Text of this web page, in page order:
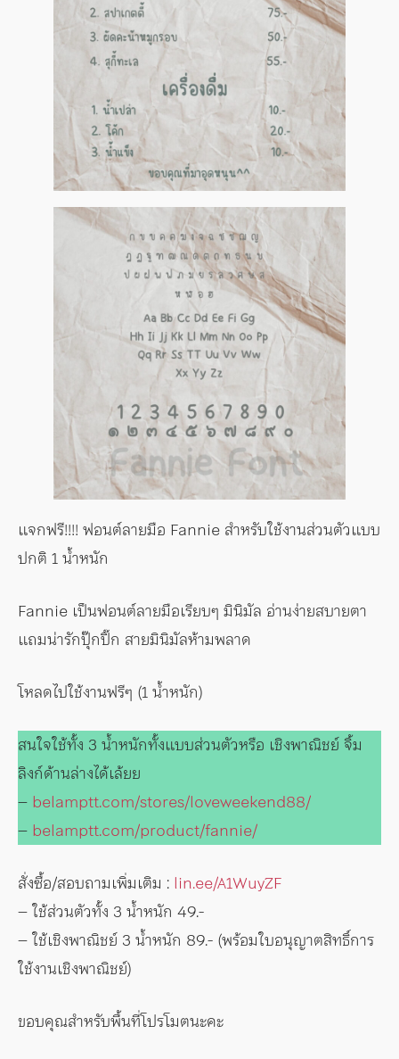
แจกฟรี!!!! ฟอนต์ลายมือ Fannie สำหรับใช้งานส่วนตัวแบบ
ปกติ 1 น้ำหนัก
Fannie เป็นฟอนต์ลายมือเรียบๆ มินิมัล อ่านง่ายสบายตา
แถมน่ารักปุ๊กปิ๊ก สายมินิมัลห้ามพลาด
โหลดไปใช้งานฟรีๆ (1 น้ำหนัก)
สนใจใช้ทั้ง 3 น้ำหนักทั้งแบบส่วนตัวหรือ เชิงพาณิชย์ จิ้ม
ลิงก์ด้านล่างได้เล้ยย
– belamptt.com/stores/loveweekend88/
– belamptt.com/product/fannie/
สั่งซื้อ/สอบถามเพิ่มเติม : lin.ee/A1WuyZF
– ใช้ส่วนตัวทั้ง 3 น้ำหนัก 49.-
– ใช้เชิงพาณิชย์ 3 น้ำหนัก 89.- (พร้อมใบอนุญาตสิทธิ์การ
ใช้งานเชิงพาณิชย์)
ขอบคุณสำหรับพื้นที่โปรโมตนะคะ